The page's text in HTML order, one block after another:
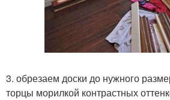
3. обрезаем доски до нужного
торцы морилкой контрастных